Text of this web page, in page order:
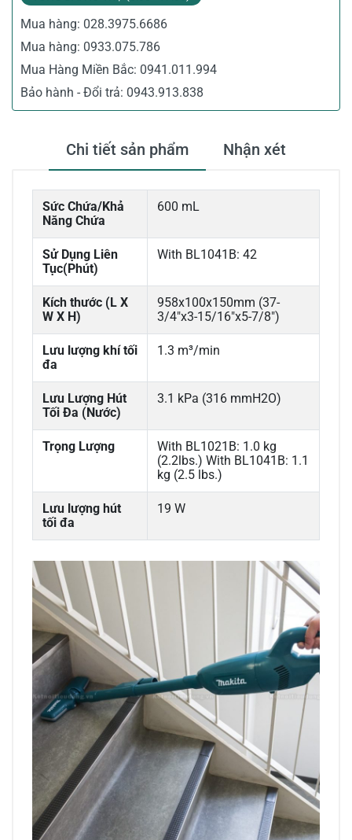
Mua hàng: 028.3975.6686
Mua hàng: 0933.075.786
Mua Hàng Miền Bắc: 0941.011.994
Bảo hành - Đổi trả: 0943.913.838
Chi tiết sản phẩm Nhận xét
Sức Chứa/Khả
Năng Chứa
600 mL
Sử Dụng Liên
Tục(Phút)
With BL1041B: 42
Kích thước (L X
W X H)
958x100x150mm (37-
3/4"x3-15/16"x5-7/8")
Lưu lượng khí tối
đa
1.3 m³/min
Lưu Lượng Hút
Tối Đa (Nước)
3.1 kPa (316 mmH2O)
Trọng Lượng
With BL1021B: 1.0 kg
(2.2lbs.) With BL1041B: 1.1
kg (2.5 lbs.)
Lưu lượng hút
tối đa
19 W